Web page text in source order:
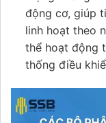
động cơ, giúp
linh hoạt theo
thể hoạt động
thống điều